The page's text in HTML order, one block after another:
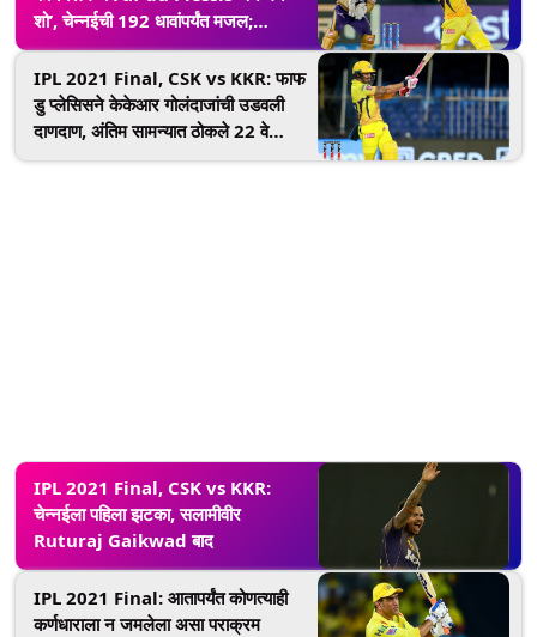
शो’, चेन्नईची 192 धावांपर्यंत मजल;
कोलकाता जेतेपदासाठी पार करावा लागणार
विशाल डोंगर पार
IPL 2021 Final, CSK vs KKR: फाफ
डु प्लेसिसने केकेआर गोलंदाजांची उडवली
दाणदाण, अंतिम सामन्यात ठोकले 22 वे
IPL 2021 Final, CSK vs KKR:
चेन्नईला पहिला झटका, सलामीवीर
Ruturaj Gaikwad बाद
IPL 2021 Final: आतापर्यंत कोणत्याही
कर्णधाराला न जमलेला असा पराक्रम